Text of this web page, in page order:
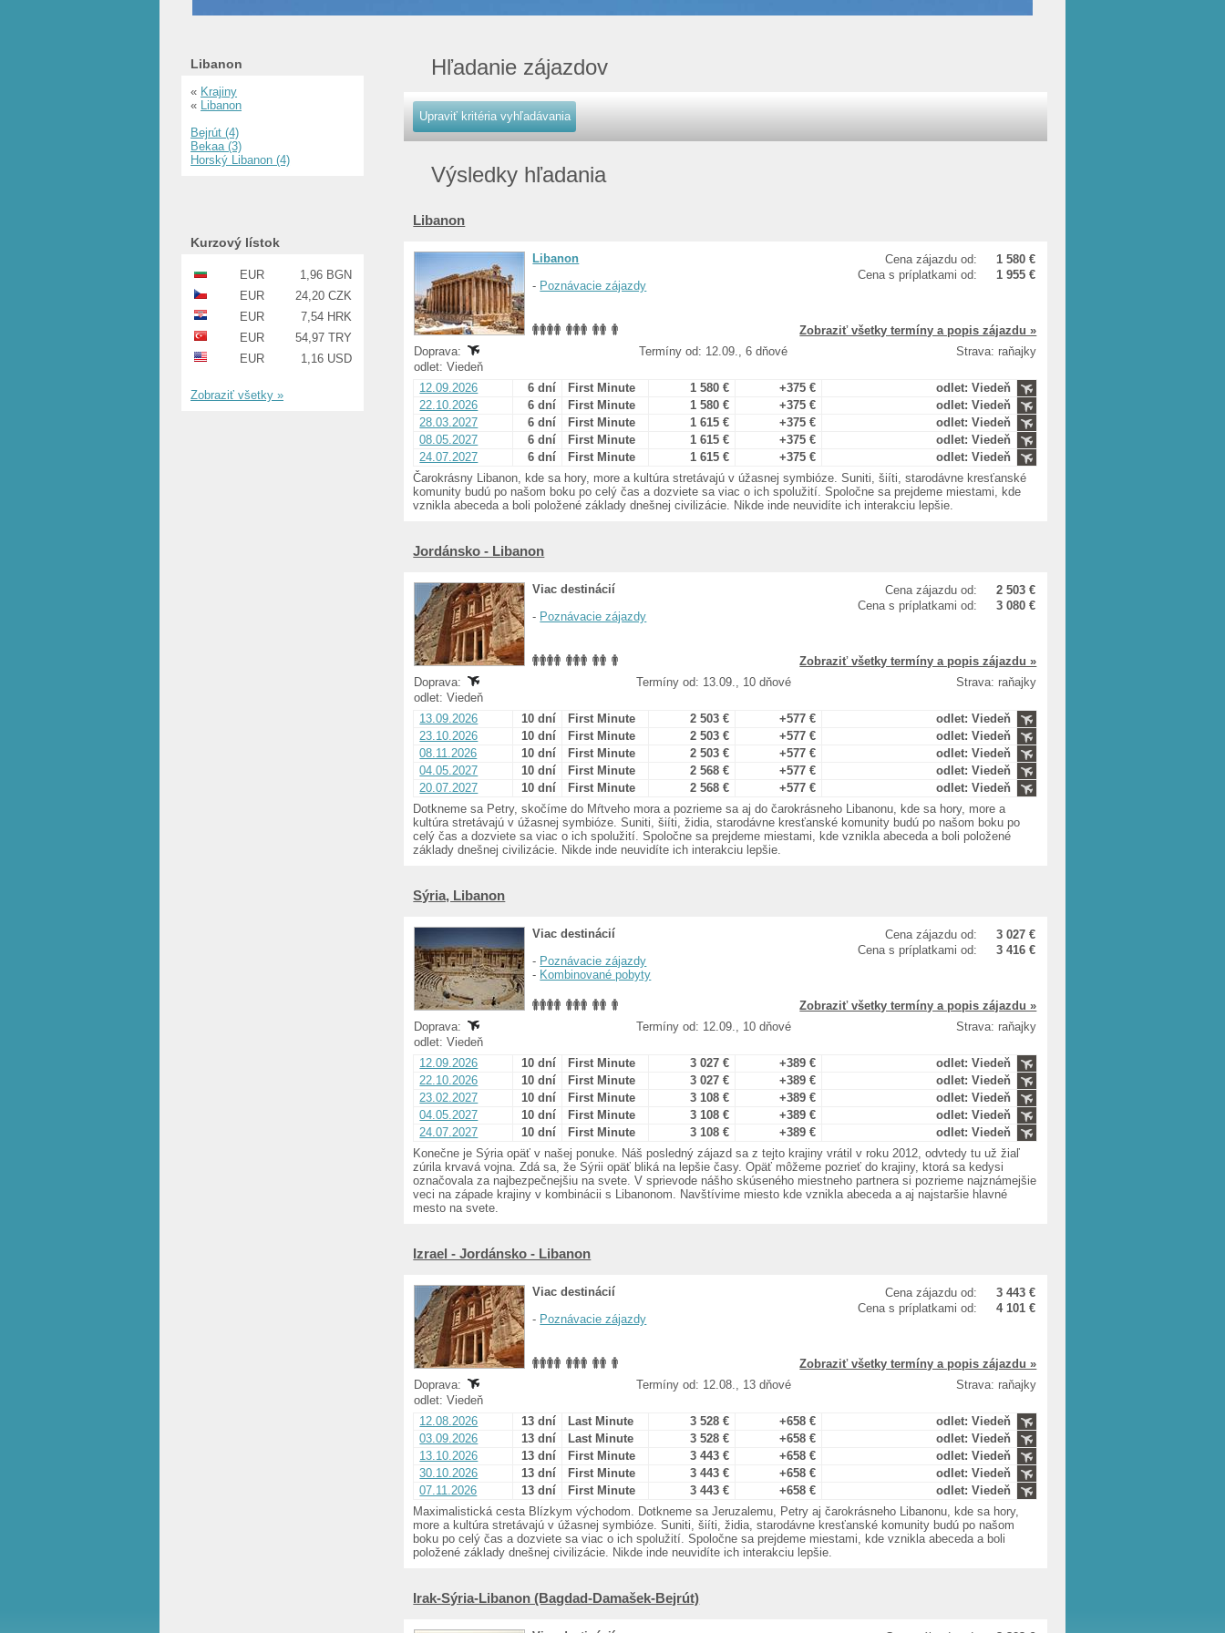
Hľadanie zájazdov
Výsledky hľadania
Libanon
Cena zájazdu od:
1 580 €
Cena s príplatkami od:
1 955 €
Libanon
- Poznávacie zájazdy
Zobraziť všetky termíny a popis zájazdu »
Doprava:
Termíny od: 12.09., 6 dňové
Strava: raňajky
odlet: Viedeň
12.09.2026
6 dní First Minute 1 580 € +375 €
odlet: Viedeň
22.10.2026
6 dní First Minute 1 580 € +375 €
odlet: Viedeň
28.03.2027
6 dní First Minute 1 615 € +375 €
odlet: Viedeň
08.05.2027
6 dní First Minute 1 615 € +375 €
odlet: Viedeň
24.07.2027
6 dní First Minute 1 615 € +375 €
odlet: Viedeň
Čarokrásny Libanon, kde sa hory, more a kultúra stretávajú v úžasnej symbióze. Suniti, šiíti, starodávne kresťanské
komunity budú po našom boku po celý čas a dozviete sa viac o ich spolužití. Spoločne sa prejdeme miestami, kde
vznikla abeceda a boli položené základy dnešnej civilizácie. Nikde inde neuvidíte ich interakciu lepšie.
Jordánsko - Libanon
Cena zájazdu od:
2 503 €
Cena s príplatkami od:
3 080 €
Viac destinácií
- Poznávacie zájazdy
Zobraziť všetky termíny a popis zájazdu »
Doprava:
Termíny od: 13.09., 10 dňové
Strava: raňajky
odlet: Viedeň
13.09.2026
10 dní First Minute 2 503 € +577 €
odlet: Viedeň
23.10.2026
10 dní First Minute 2 503 € +577 €
odlet: Viedeň
08.11.2026
10 dní First Minute 2 503 € +577 €
odlet: Viedeň
04.05.2027
10 dní First Minute 2 568 € +577 €
odlet: Viedeň
20.07.2027
10 dní First Minute 2 568 € +577 €
odlet: Viedeň
Dotkneme sa Petry, skočíme do Mŕtveho mora a pozrieme sa aj do čarokrásneho Libanonu, kde sa hory, more a
kultúra stretávajú v úžasnej symbióze. Suniti, šiíti, židia, starodávne kresťanské komunity budú po našom boku po
celý čas a dozviete sa viac o ich spolužití. Spoločne sa prejdeme miestami, kde vznikla abeceda a boli položené
základy dnešnej civilizácie. Nikde inde neuvidíte ich interakciu lepšie.
Sýria, Libanon
Cena zájazdu od:
3 027 €
Cena s príplatkami od:
3 416 €
Viac destinácií
- Poznávacie zájazdy
- Kombinované pobyty
Zobraziť všetky termíny a popis zájazdu »
Doprava:
Termíny od: 12.09., 10 dňové
Strava: raňajky
odlet: Viedeň
12.09.2026
10 dní First Minute 3 027 € +389 €
odlet: Viedeň
22.10.2026
10 dní First Minute 3 027 € +389 €
odlet: Viedeň
23.02.2027
10 dní First Minute 3 108 € +389 €
odlet: Viedeň
04.05.2027
10 dní First Minute 3 108 € +389 €
odlet: Viedeň
24.07.2027
10 dní First Minute 3 108 € +389 €
odlet: Viedeň
Konečne je Sýria opäť v našej ponuke. Náš posledný zájazd sa z tejto krajiny vrátil v roku 2012, odvtedy tu už žiaľ
zúrila krvavá vojna. Zdá sa, že Sýrii opäť bliká na lepšie časy. Opäť môžeme pozrieť do krajiny, ktorá sa kedysi
označovala za najbezpečnejšiu na svete. V sprievode nášho skúseného miestneho partnera si pozrieme najznámejšie
veci na západe krajiny v kombinácii s Libanonom. Navštívime miesto kde vznikla abeceda a aj najstaršie hlavné
mesto na svete.
Izrael - Jordánsko - Libanon
Cena zájazdu od:
3 443 €
Cena s príplatkami od:
4 101 €
Viac destinácií
- Poznávacie zájazdy
Zobraziť všetky termíny a popis zájazdu »
Doprava:
Termíny od: 12.08., 13 dňové
Strava: raňajky
odlet: Viedeň
12.08.2026
13 dní Last Minute 3 528 € +658 €
odlet: Viedeň
03.09.2026
13 dní Last Minute 3 528 € +658 €
odlet: Viedeň
13.10.2026
13 dní First Minute 3 443 € +658 €
odlet: Viedeň
30.10.2026
13 dní First Minute 3 443 € +658 €
odlet: Viedeň
07.11.2026
13 dní First Minute 3 443 € +658 €
odlet: Viedeň
Maximalistická cesta Blízkym východom. Dotkneme sa Jeruzalemu, Petry aj čarokrásneho Libanonu, kde sa hory,
more a kultúra stretávajú v úžasnej symbióze. Suniti, šiíti, židia, starodávne kresťanské komunity budú po našom
boku po celý čas a dozviete sa viac o ich spolužití. Spoločne sa prejdeme miestami, kde vznikla abeceda a boli
položené základy dnešnej civilizácie. Nikde inde neuvidíte ich interakciu lepšie.
Irak-Sýria-Libanon (Bagdad-Damašek-Bejrút)
Libanon
« Krajiny
« Libanon
Bejrút (4)
Bekaa (3)
Horský Libanon (4)
Kurzový lístok
EUR
1,96 BGN
EUR
24,20 CZK
EUR
7,54 HRK
EUR
54,97 TRY
EUR
1,16 USD
Zobraziť všetky »